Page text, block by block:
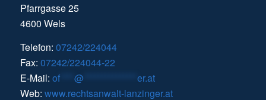
Pfarrgasse 25
4600 Wels
Telefon: 07242/224044
Fax: 07242/224044-22
E-Mail: of**** @*************** er.at
Web: www.rechtsanwalt-lanzinger.at